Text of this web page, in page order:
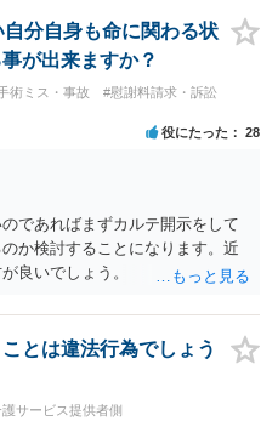
分自身も命に関わる状
が出来ますか？
術ミス・事故
#慰謝料請求・訴訟
役にたった 28
であればまずカルテ開示をして
か検討することになります。近
良いでしょう。
とは違法行為でしょう
サービス提供者側